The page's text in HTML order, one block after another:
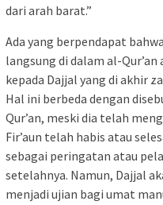
dari arah barat.”
Ada yang berpendapat
langsung di dalam al-
kepada Dajjal yang di akhir
Hal ini berbeda dengan
Qur’an, meski dia telah
Fir’aun telah habis atau
sebagai peringatan atau
setelahnya. Namun, Dajjal
menjadi ujian bagi umat